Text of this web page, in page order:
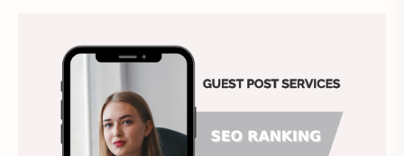
Chất lượng dịch vụ Chiến lược nhân sự
Chiến lược quản lý
Chung Chụp ảnh tự sướng